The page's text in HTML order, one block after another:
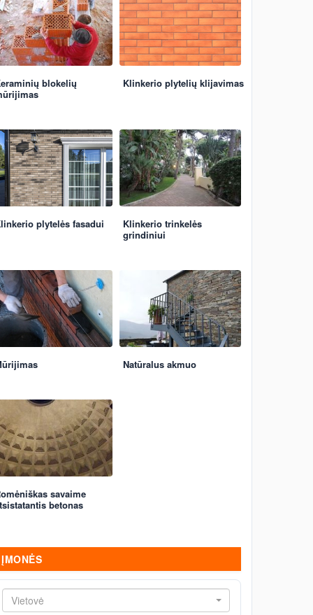
blokelių
Klinkerio plytelių klijavimas
plytelės fasadui
Klinkerio trinkelės
grindiniui
Natūralus akmuo
savaime
betonas
ĮMONĖS
Vietovė